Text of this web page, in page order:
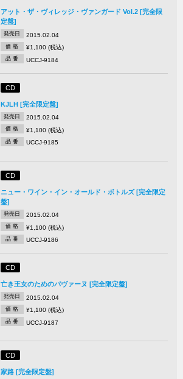
アット・ザ・ヴィレッジ・ヴァンガード Vol.2 [完全限
定盤]
発売日 2015.02.04
価 格 ¥1,100 (税込)
品 番 UCCJ-9184
CD
KJLH [完全限定盤]
発売日 2015.02.04
価 格 ¥1,100 (税込)
品 番 UCCJ-9185
CD
ニュー・ワイン・イン・オールド・ボトルズ [完全限定
盤]
発売日 2015.02.04
価 格 ¥1,100 (税込)
品 番 UCCJ-9186
CD
亡き王女のためのパヴァーヌ [完全限定盤]
発売日 2015.02.04
価 格 ¥1,100 (税込)
品 番 UCCJ-9187
CD
家路 [完全限定盤]